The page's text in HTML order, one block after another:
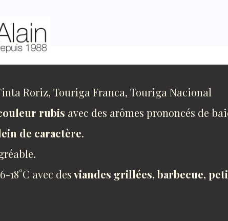
Roriz, Touriga Franca, Touriga Nacional
rubis avec des arômes prononcés de
de caractère.
18°C avec desviandes grillées, barbecue,